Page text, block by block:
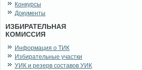
Конкурсы
Документы
ИЗБИРАТЕЛЬНАЯ
КОМИССИЯ
Информация о ТИК
Избирательные участки
УИК и резерв составов УИК